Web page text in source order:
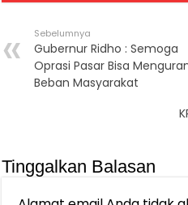
Sebelumnya
Gubernur Ridho : Semoga
Oprasi Pasar Bisa
Beban Masyarakat
Tinggalkan Balasan